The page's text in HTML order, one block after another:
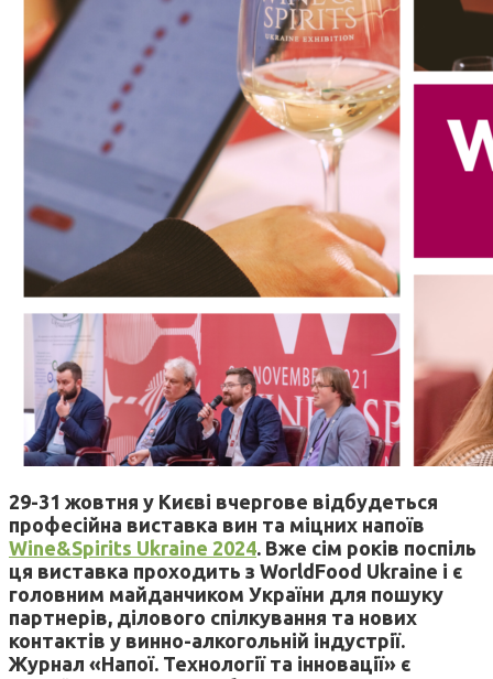
29-31 жовтня у Києві вчергове відбудеться
професійна виставка вин та міцних напоїв
Wine&Spirits Ukraine 2024. Вже сім років поспіль
ця виставка проходить з WorldFood Ukraine і є
головним майданчиком України для пошуку
партнерів, ділового спілкування та нових
контактів у винно-алкогольній індустрії.
Журнал «Напої. Технології та інновації» є